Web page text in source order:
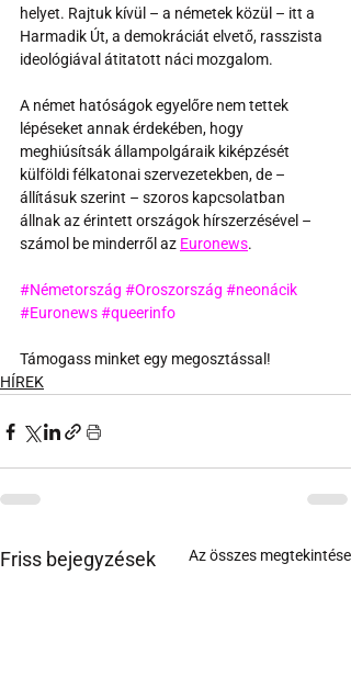
helyet. Rajtuk kívül – a németek közül – itt a
Harmadik Út, a demokráciát elvető, rasszista
ideológiával átitatott náci mozgalom.
A német hatóságok egyelőre nem tettek
lépéseket annak érdekében, hogy
meghiúsítsák állampolgáraik kiképzését
külföldi félkatonai szervezetekben, de –
állításuk szerint – szoros kapcsolatban
állnak az érintett országok hírszerzésével –
számol be minderről az Euronews.
#Németország #Oroszország #neonácik
#Euronews#queerinfo
Támogass minket egy megosztással!
HÍREK
Friss bejegyzések Az összes megtekintése